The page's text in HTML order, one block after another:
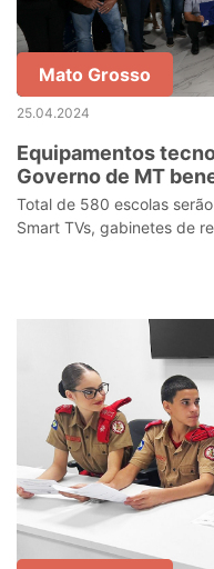
Mato Grosso
25.04.2024
Equipamentos
Governo de MT
estudantes de
Total de 580 escolas
Smart TVs, gabinetes de